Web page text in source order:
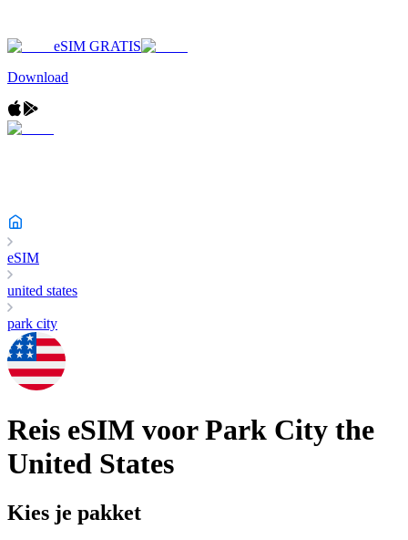
eSIM GRATIS
Download
eSIM
united states
park city
Reis eSIM voor Park City the
United States
Kies je pakket